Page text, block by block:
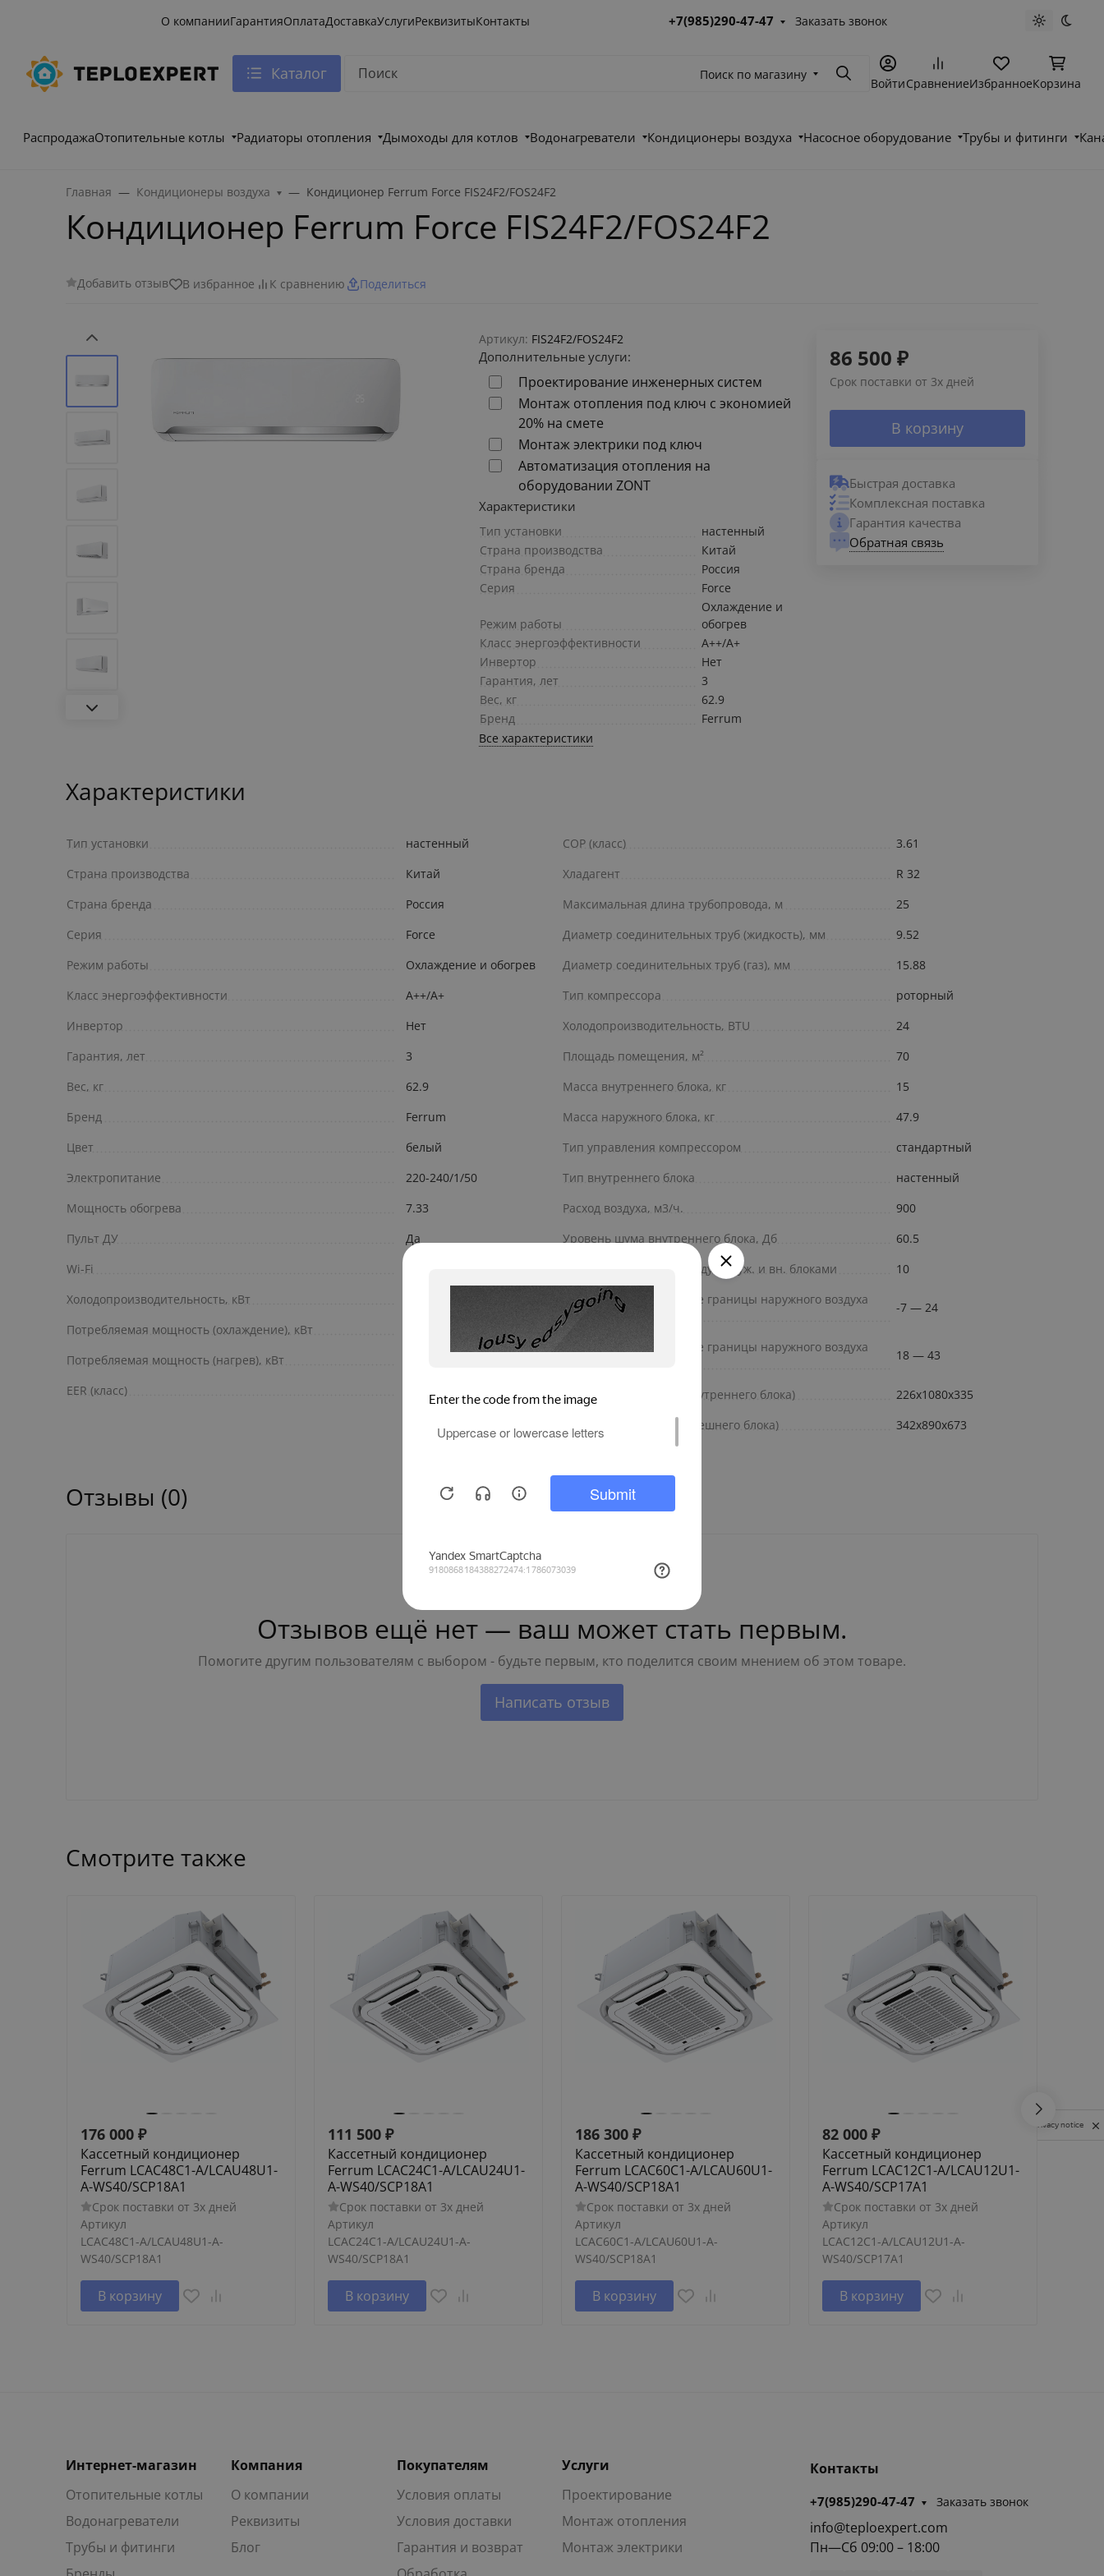
О компанииГарантияОплатаДоставкаУслугиРеквизитыКонтакты +7(985)290-47-47 Заказать звонок Светлая
Каталог Поиск по магазину ПоискВойтиСравнениеИзбранноеКорзина
РаспродажаОтопительные котлы Радиаторы отопления Дымоходы для котлов Водонагреватели Кондиционеры воздуха Насосное оборудование Трубы и фитинги
Главная Кондиционеры воздуха Кондиционер Ferrum Force FIS24F2/FOS24F2
Кондиционер Ferrum Force FIS24F2/FOS24F2
Добавить отзыв В избранное К сравнению Поделиться
Артикул: FIS24F2/FOS24F2
Дополнительные услуги:
Проектирование инженерных систем
Монтаж отопления под ключ с экономией
20% на смете
Монтаж электрики под ключ
Автоматизация отопления на
оборудовании ZONT
Характеристики
Тип установки
настенный
Страна производства
Китай
Страна бренда
Россия
Серия
Force
Режим работы
Охлаждение и
обогрев
Класс энергоэффективности
А++/A+
Инвертор
Нет
Гарантия, лет
3
Вес, кг
62.9
Бренд
Ferrum
Все характеристики
86 500 ₽
Срок поставки от 3х дней
В корзину
Быстрая доставка
Комплексная поставка
Гарантия качества
Обратная связь
Характеристики
Тип установки
настенный
Страна производства
Китай
Страна бренда
Россия
Серия
Force
Режим работы
Охлаждение и обогрев
Класс энергоэффективности
А++/A+
Инвертор
Нет
Гарантия, лет
3
Вес, кг
62.9
Бренд
Ferrum
Цвет
белый
Электропитание
220-240/1/50
Мощность обогрева
7.33
Пульт ДУ
Да
Wi-Fi
Холодопроизводительность, кВт
Потребляемая мощность (охлаждение), кВт
Потребляемая мощность (нагрев), кВт
EER (класс)
COP (класс)
3.61
Хладагент
R 32
Максимальная длина трубопровода, м
25
Диаметр соединительных труб (жидкость), мм
9.52
Диаметр соединительных труб (газ), мм
15.88
Тип компрессора
роторный
Холодопроизводительность, BTU
24
Площадь помещения, м²
70
Масса внутреннего блока, кг
15
Масса наружного блока, кг
47.9
Тип управления компрессором
стандартный
Тип внутреннего блока
настенный
Расход воздуха, м3/ч.
900
Уровень шума внутреннего блока, Дб
60.5
Max перепад высот между наруж. и вн. блоками
10
Рабочие температурные границы наружного воздуха
(нагрев)
-7 — 24
Рабочие температурные границы наружного воздуха
18 — 43
Габаритный размер (внутреннего блока)
226x1080x335
Габаритный размер (внешнего блока)
342x890x673
Отзывы (0)
Отзывов ещё нет — ваш может стать первым.
Помогите другим пользователям с выбором - будьте первым, кто поделится своим мнением об этом товаре.
Написать отзыв
Смотрите также
176 000 ₽
Кассетный кондиционер
Ferrum LCAC48C1-A/LCAU48U1-
A-WS40/SCP18A1
Срок поставки от 3х дней
Артикул
LCAC48C1-A/LCAU48U1-A-
WS40/SCP18A1
В корзину
111 500 ₽
Кассетный кондиционер
Ferrum LCAC24C1-A/LCAU24U1-
A-WS40/SCP18A1
Срок поставки от 3х дней
Артикул
LCAC24C1-A/LCAU24U1-A-
WS40/SCP18A1
В корзину
186 300 ₽
Кассетный кондиционер
Ferrum LCAC60C1-A/LCAU60U1-
A-WS40/SCP18A1
Срок поставки от 3х дней
Артикул
LCAC60C1-A/LCAU60U1-A-
WS40/SCP18A1
В корзину
82 000 ₽
Кассетный кондиционер
Ferrum LCAC12C1-A/LCAU12U1-
A-WS40/SCP17A1
Срок поставки от 3х дней
Артикул
LCAC12C1-A/LCAU12U1-A-
WS40/SCP17A1
В корзину
92
Интернет-магазин
Отопительные котлы
Водонагреватели
Трубы и фитинги
Компания
О компании
Реквизиты
Блог
Покупателям
Условия оплаты
Условия доставки
Гарантия и возврат
Услуги
Проектирование
Монтаж отопления
Монтаж электрики
Контакты
+7(985)290-47-47 Заказать звонок
info@teploexpert.com
Пн—Сб 09:00 – 18:00
Privacy notice